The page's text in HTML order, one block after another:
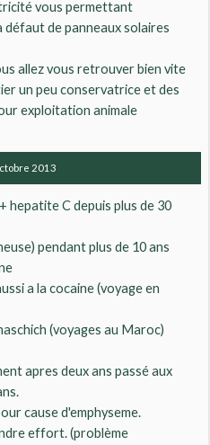
vous permettant
de panneaux solaires
allez vous retrouver bien vite
un peu conservatrice et des
exploitation animale
2013
hepatite C depuis plus de 30
pendant plus de 10 ans
a la cocaine (voyage en
(voyages au Maroc)
apres deux ans passé aux
cause d'emphyseme.
effort. (problème